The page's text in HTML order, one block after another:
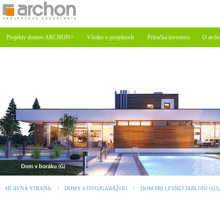
Projekty domov ARCHON+ Všetko o projektoch Príručka investora O
HLAVNÁ STRANA DOMY S DVOJGARÁŽOU DOM PRI LESNEJ JABLONI (G2)